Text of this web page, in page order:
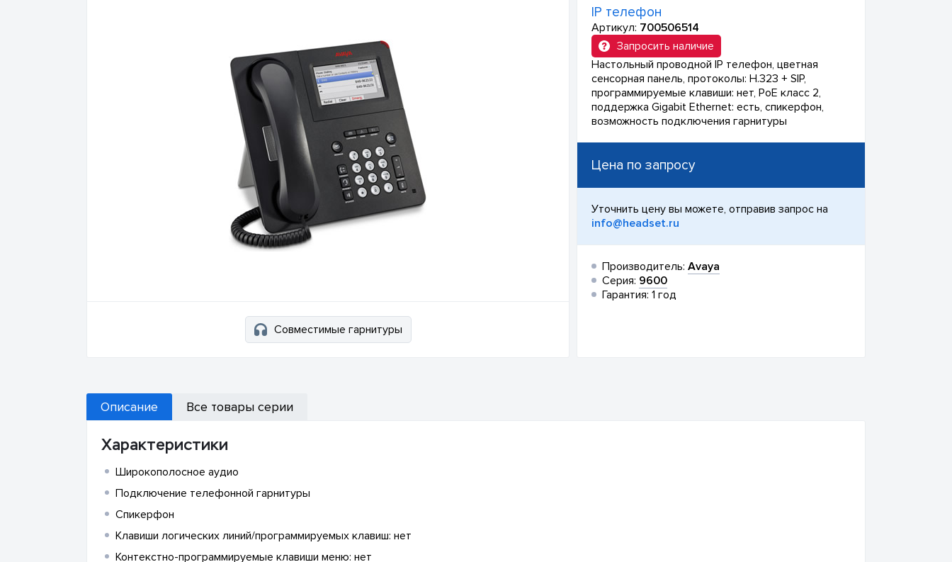
Совместимые гарнитуры
IP телефон
Артикул: 700506514
Запросить наличие
Настольный проводной IP телефон, цветная
сенсорная панель, протоколы: Н.323 + SIP,
программируемые клавиши: нет, PoE класс 2,
поддержка Gigabit Ethernet: есть, спикерфон,
возможность подключения гарнитуры
Цена по запросу
Уточнить цену вы можете, отправив запрос на
info@headset.ru
Производитель: Avaya
Серия: 9600
Гарантия: 1 год
Описание Все товары серии
Характеристики
Широкополосное аудио
Подключение телефонной гарнитуры
Спикерфон
Клавиши логических линий/программируемых клавиш: нет
Контекстно-программируемые клавиши меню: нет